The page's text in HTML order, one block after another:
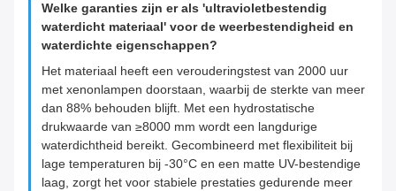
Welke garanties zijn er als 'ultravioletbestendig
waterdicht materiaal' voor de weerbestendigheid en
waterdichte eigenschappen?
Het materiaal heeft een verouderingstest van 2000 uur
met xenonlampen doorstaan, waarbij de sterkte van meer
dan 88% behouden blijft. Met een hydrostatische
drukwaarde van ≥8000 mm wordt een langdurige
waterdichtheid bereikt. Gecombineerd met flexibiliteit bij
lage temperaturen bij -30°C en een matte UV-bestendige
laag, zorgt het voor stabiele prestaties gedurende meer